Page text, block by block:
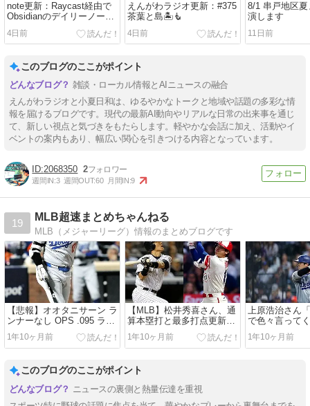
note更新：Raycast経由で
Obsidianのデイリーノート
にタスクを追加する
4日前
えんがわラジオ更新：#375
茶葉と島️🏝️🧜
4日前
8/1 串戸地区
演します
11日前
このブログのここがポイント
雑談・ローカル情報とAIニュースの融合
えんがわラジオと小夏日和は、ゆるやかなトークと地域や話題の多彩な情
報を届けるブログです。現代の最新AI動向やリアルな日常の出来事を通じ
て、新しい視点と気づきをもたらします。軽やかな会話に加え、活動やイ
ベントの案内もあり、幅広い関心を引きつける内容となっています。
2068350 2
週間IN:3 週間OUT:60 月間IN:9
19
MLB超速まとめちゃんねる
MLB（メジャーリーグ）情報のまとめブログです
【悲報】オオタニサーン ラ
ンナーなし OPS .095 ラン
ナー得点圏 OPS 2.257
1年10ヶ月前
【MLB】松井秀喜さん、通
算本塁打と最多打点更新の
大谷に、自身より「ベー
ブ・ルースと比較した方が
いい」と敬意表す
1年10ヶ月前
上原浩治さん
で色々言って
の」「予想外
ん」
1年10ヶ月前
このブログのここがポイント
ニュースの裏側と熱量伝達を重視